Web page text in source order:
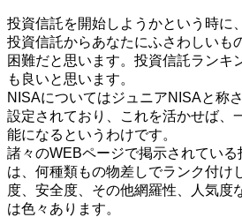
投資信託を開始しようかという時に
投資信託からあなたにふさわしいも
困難だと思います。投資信託ランキ
も良いと思います。
NISAについてはジュニアNISAと称
設定されており、これを活かせば、
能になるというわけです。
諸々のWEBページで掲示されてい
は、何種類もの物差しでランク付け
度、安全度、その他網羅性、人気度
は色々あります。